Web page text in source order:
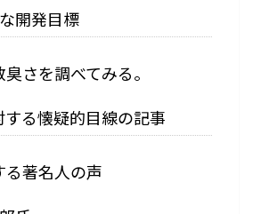
開発目標
さを調べてみる。
する懐疑的目線の記事
る著名人の声